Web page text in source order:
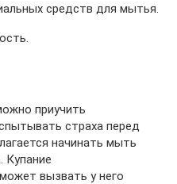
средств для мытья.
приучить
страха перед
начинать мыть
Купание
вызвать у него